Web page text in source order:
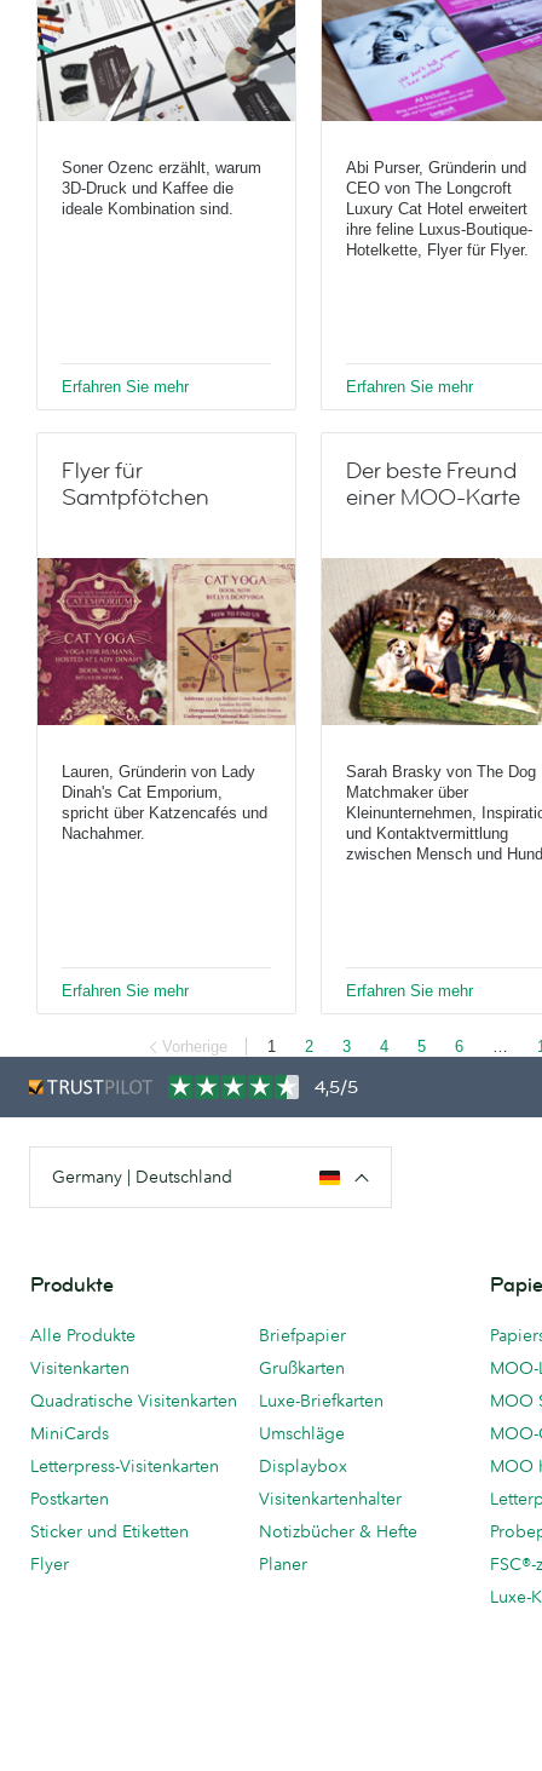
Soner Ozenc erzählt, warum
3D-Druck und Kaffee die
ideale Kombination sind.
Erfahren Sie mehr
Abi Purser, Gründerin und
CEO von The Longcroft
Luxury Cat Hotel erweitert
ihre feline Luxus-Boutique-
Hotelkette, Flyer für Flyer.
Erfahren Sie mehr
Flyer für
Samtpfötchen
Lauren, Gründerin von Lady
Dinah's Cat Emporium,
spricht über Katzencafés und
Nachahmer.
Erfahren Sie mehr
Der beste Freund
einer MOO-Karte
Sarah Brasky von The Dog
Matchmaker über
Kleinunternehmen,
und Kontaktvermittlung
zwischen Mensch und
Erfahren Sie mehr
Vorherige 1 2 3 4 5 6 …
4,5/5
Germany | Deutschland
Produkte
Alle Produkte
Visitenkarten
Quadratische Visitenkarten
MiniCards
Letterpress-Visitenkarten
Postkarten
Sticker und Etiketten
Flyer
Briefpapier
Grußkarten
Luxe-Briefkarten
Umschläge
Displaybox
Visitenkartenhalter
Notizbücher & Hefte
Planer
MOO-
MOO
MOO
Luxe-